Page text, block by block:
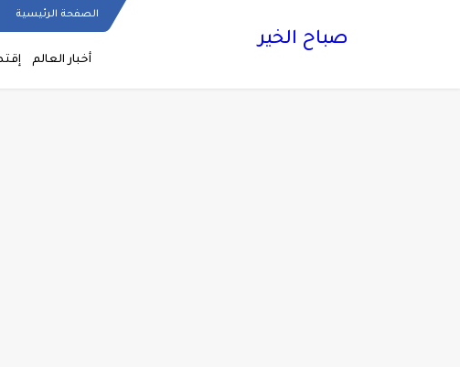
الصفحة الرئيسية
صباح الخير
أخبار العالم